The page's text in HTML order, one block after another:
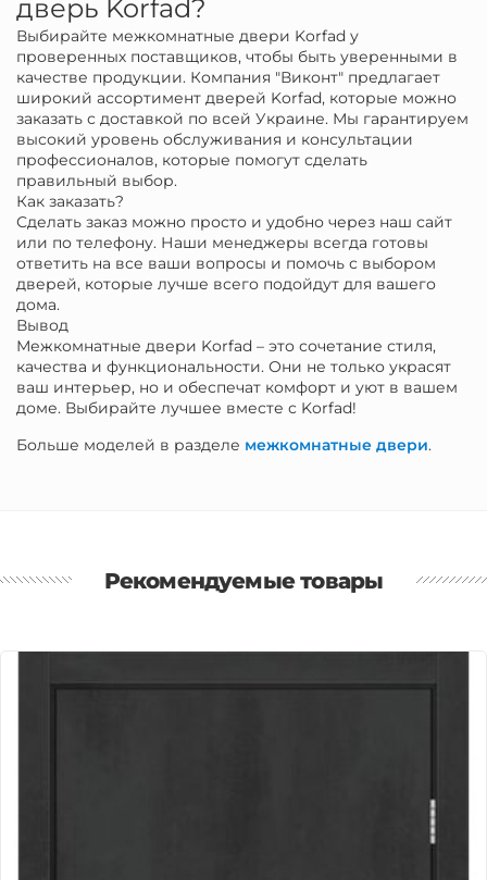
дверь Korfad?
Выбирайте межкомнатные двери Korfad у
проверенных поставщиков, чтобы быть уверенными в
качестве продукции. Компания "Виконт" предлагает
широкий ассортимент дверей Korfad, которые можно
заказать с доставкой по всей Украине. Мы гарантируем
высокий уровень обслуживания и консультации
профессионалов, которые помогут сделать
правильный выбор.
Как заказать?
Сделать заказ можно просто и удобно через наш сайт
или по телефону. Наши менеджеры всегда готовы
ответить на все ваши вопросы и помочь с выбором
дверей, которые лучше всего подойдут для вашего
дома.
Вывод
Межкомнатные двери Korfad – это сочетание стиля,
качества и функциональности. Они не только украсят
ваш интерьер, но и обеспечат комфорт и уют в вашем
доме. Выбирайте лучшее вместе с Korfad!
Больше моделей в разделе межкомнатные двери.
Рекомендуемые товары